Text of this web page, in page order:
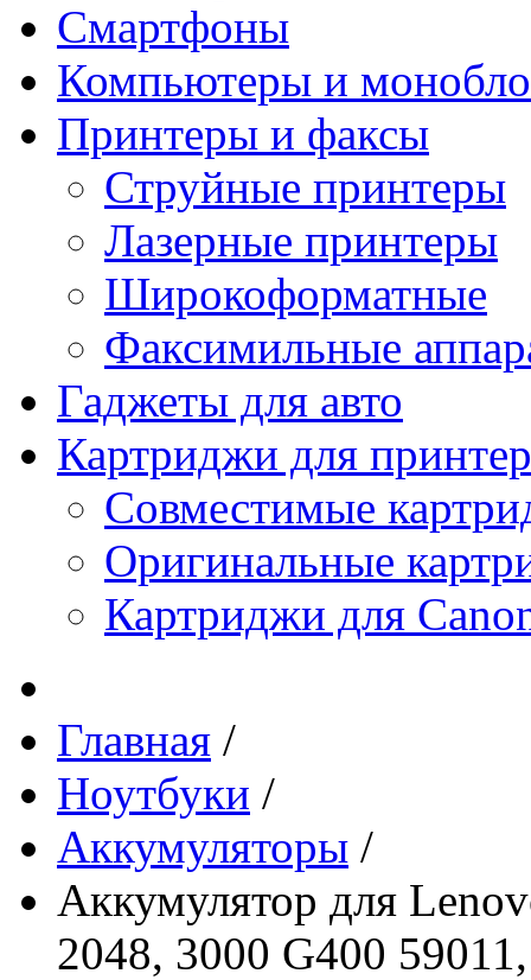
Смартфоны
Компьютеры и
Принтеры и факсы
Струйные принтеры
Лазерные принтеры
Широкоформатные
Факсимильные
Гаджеты для авто
Картриджи для
Совместимые
Оригинальные
Картриджи для
Главная /
Ноутбуки /
Аккумуляторы /
Аккумулятор для
2048, 3000 G400